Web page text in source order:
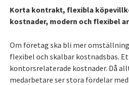
Korta kontrakt, flexibla
kostnader, modern och flexibel
Om företag ska bli mer
flexibel och skalbar kostnadsbas.
kontorsrelaterade kostnader. Då
medarbetare ser stora fördelar